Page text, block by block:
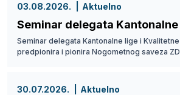
03.08.2026. Aktuelno
Seminar delegata Kantonalne
Seminar delegata Kantonalne lige i
predpionira i pionira Nogometnog saveza
30.07.2026. Aktuelno